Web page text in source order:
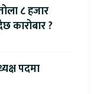
८ हजार
कारोबार ?
पदमा